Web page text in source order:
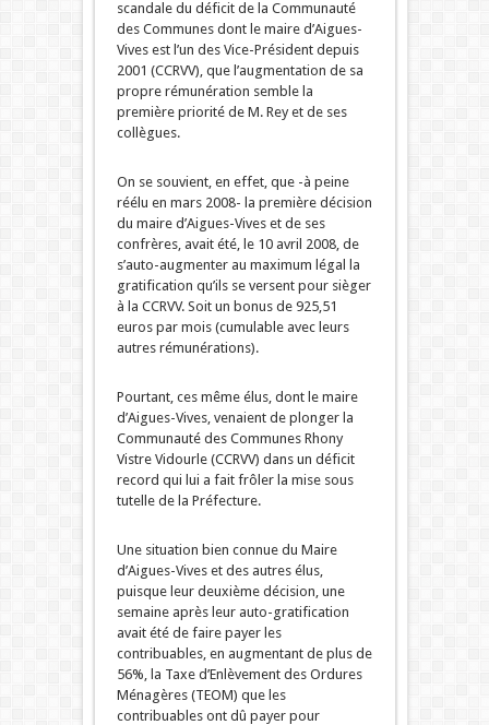
scandale du déficit de la Communauté
des Communes dont le maire d’Aigues-
Vives est l’un des Vice-Président depuis
2001 (CCRVV), que l’augmentation de sa
propre rémunération semble la
première priorité de M. Rey et de ses
collègues.
On se souvient, en effet, que -à peine
réélu en mars 2008- la première décision
du maire d’Aigues-Vives et de ses
confrères, avait été, le 10 avril 2008, de
s’auto-augmenter au maximum légal la
gratification qu’ils se versent pour sièger
à la CCRVV. Soit un bonus de 925,51
euros par mois (cumulable avec leurs
autres rémunérations).
Pourtant, ces même élus, dont le maire
d’Aigues-Vives, venaient de plonger la
Communauté des Communes Rhony
Vistre Vidourle (CCRVV) dans un déficit
record qui lui a fait frôler la mise sous
tutelle de la Préfecture.
Une situation bien connue du Maire
d’Aigues-Vives et des autres élus,
puisque leur deuxième décision, une
semaine après leur auto-gratification
avait été de faire payer les
contribuables, en augmentant de plus de
56%, la Taxe d’Enlèvement des Ordures
Ménagères (TEOM) que les
contribuables ont dû payer pour